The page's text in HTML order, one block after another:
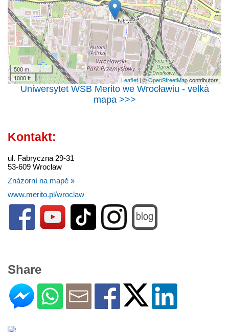
500 m
1000 ft
Leaflet| ©OpenStreetMapcontributors
Uniwersytet WSB Merito we Wrocławiu - velká
mapa >>>
Kontakt:
ul. Fabryczna 29-31
53-609 Wrocław
Znázorní na mapě »
www.merito.pl/wroclaw
Share